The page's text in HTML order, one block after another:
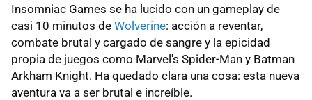
Insomniac Games se ha lucido con un gameplay de
casi 10 minutos de Wolverine: acción a reventar,
combate brutal y cargado de sangre y la epicidad
propia de juegos como Marvel's Spider-Man y Batman
Arkham Knight. Ha quedado clara una cosa: esta nueva
aventura va a ser brutal e increíble.